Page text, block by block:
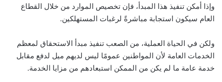
وإذا أمكن تنفيذ هذا المبدأ، فإن تخصيص الموارد من خلال القطاع
العام سيكون استجابة مباشرةً لرغبات المستهلكين.
ولكن في الحياة العملية، من الصعب تنفيذ مبدأ الاستحقاق لمعظم
الخدمات العامة لأن المواطنين عمومًا ليس لديهم ميل لدفع مقابل
خدمة عامة ما لم يكن من الممكن استبعادهم من مزايا الخدمة.